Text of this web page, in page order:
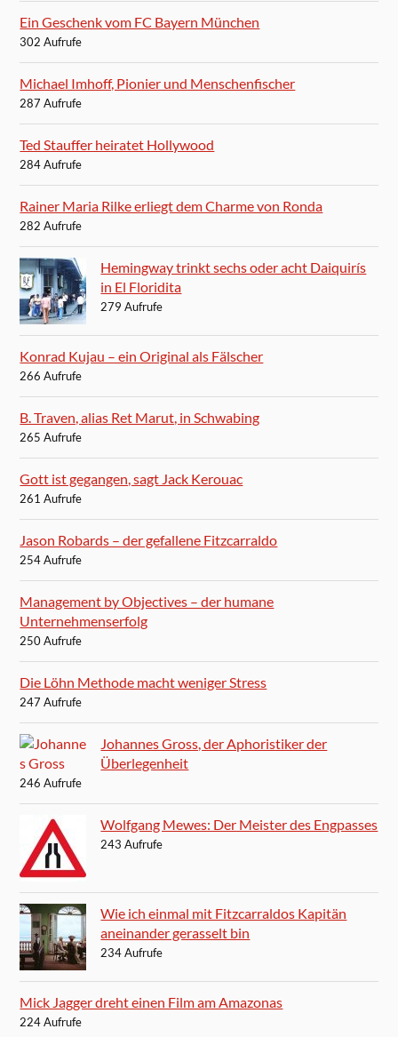
Ein Geschenk vom FC Bayern München
302 Aufrufe
Michael Imhoff, Pionier und Menschenfischer
287 Aufrufe
Ted Stauffer heiratet Hollywood
284 Aufrufe
Rainer Maria Rilke erliegt dem Charme von Ronda
282 Aufrufe
Hemingway trinkt sechs oder acht Daiquirís
in El Floridita
279 Aufrufe
Konrad Kujau – ein Original als Fälscher
266 Aufrufe
B. Traven, alias Ret Marut, in Schwabing
265 Aufrufe
Gott ist gegangen, sagt Jack Kerouac
261 Aufrufe
Jason Robards – der gefallene Fitzcarraldo
254 Aufrufe
Management by Objectives – der humane
Unternehmenserfolg
250 Aufrufe
Die Löhn Methode macht weniger Stress
247 Aufrufe
Johannes Gross, der Aphoristiker der
Überlegenheit
246 Aufrufe
Wolfgang Mewes: Der Meister des Engpasses
243 Aufrufe
Wie ich einmal mit Fitzcarraldos Kapitän
aneinander gerasselt bin
234 Aufrufe
Mick Jagger dreht einen Film am Amazonas
224 Aufrufe